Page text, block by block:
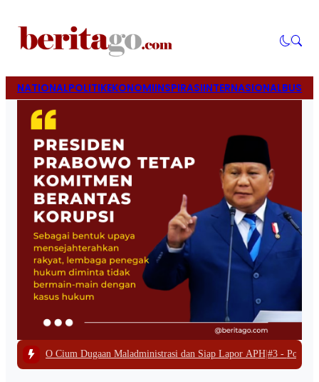
NATIONALPOLITIKEKONOMIINSPIRASIINTERNASIONAL
Maladministrasi dan Siap Lapor APH|#3 -Polda Papua Barat Bongkar